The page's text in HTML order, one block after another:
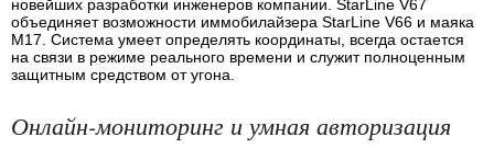
новейших разработки инженеров компании. StarLine V67
объединяет возможности иммобилайзера StarLine V66 и маяка
M17. Система умеет определять координаты, всегда остается
на связи в режиме реального времени и служит полноценным
защитным средством от угона.
Онлайн-мониторинг и умная авторизация